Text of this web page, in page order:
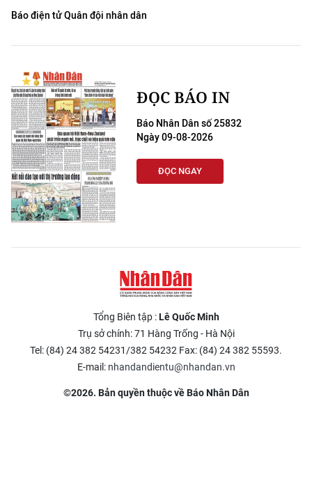
Báo điện tử Quân đội nhân dân
ĐỌC BÁO IN
Báo Nhân Dân số 25832
Ngày 09-08-2026
ĐỌC NGAY
Tổng Biên tập :Lê Quốc Minh
Trụ sở chính: 71 Hàng Trống - Hà Nội
Tel: (84) 24 382 54231/382 54232 Fax: (84) 24 382 55593.
E-mail: nhandandientu@nhandan.vn
©2026. Bản quyền thuộc về Báo Nhân Dân